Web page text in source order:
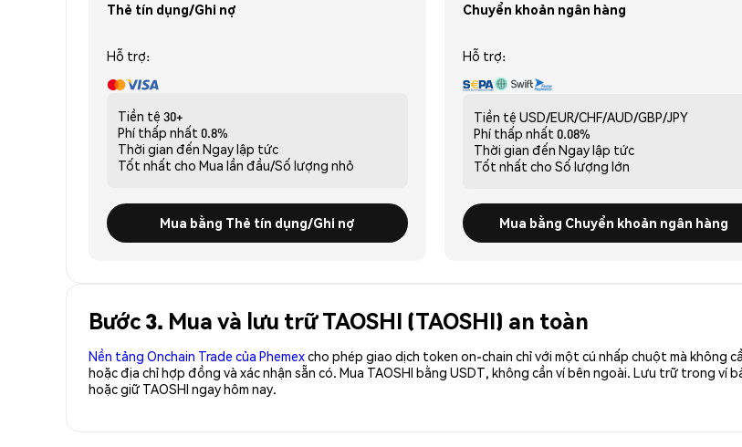
Thẻ tín dụng/Ghi nợ
Hỗ trợ:
Tiền tệ 30+
Phí thấp nhất 0.8%
Thời gian đến Ngay lập tức
Tốt nhất cho Mua lần đầu/Số lượng nhỏ
Mua bằng Thẻ tín dụng/Ghi nợ
Chuyển khoản ngân hàng
Hỗ trợ:
Tiền tệ USD/EUR/CHF/AUD/GBP/JPY
Phí thấp nhất 0.08%
Thời gian đến Ngay lập tức
Tốt nhất cho Số lượng lớn
Mua bằng Chuyển khoản ngân hàng
Bước 3. Mua và lưu trữ TAOSHI (TAOSHI) an toàn
Nền tảng Onchain Trade của Phemexcho phép giao dịch token on-chain chỉ với một cú nhấp chuột mà không
hoặc địa chỉ hợp đồng và xác nhận sẵn có. Mua TAOSHI bằng USDT, không cần ví bên ngoài. Lưu trữ trong ví
hoặc giữ TAOSHI ngay hôm nay.